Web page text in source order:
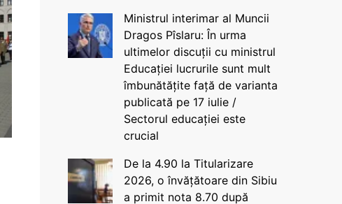
Ministrul interimar al Muncii
Dragos Pîslaru: În urma
ultimelor discuții cu ministrul
Educației lucrurile sunt mult
îmbunătățite față de varianta
publicată pe 17 iulie /
Sectorul educației este
crucial
De la 4.90 la Titularizare
2026, o învățătoare din Sibiu
a primit nota 8.70 după